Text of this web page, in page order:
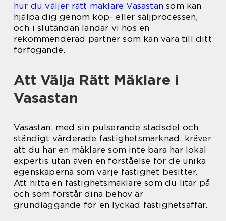
hur du väljer rätt mäklare Vasastan som kan
hjälpa dig genom köp- eller säljprocessen,
och i slutändan landar vi hos en
rekommenderad partner som kan vara till ditt
förfogande.
Att Välja Rätt Mäklare i
Vasastan
Vasastan, med sin pulserande stadsdel och
ständigt värderade fastighetsmarknad, kräver
att du har en mäklare som inte bara har lokal
expertis utan även en förståelse för de unika
egenskaperna som varje fastighet besitter.
Att hitta en fastighetsmäklare som du litar på
och som förstår dina behov är
grundläggande för en lyckad fastighetsaffär.